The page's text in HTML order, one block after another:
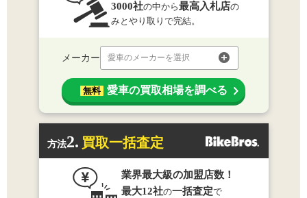
3000社の中から最高入札店の
みとやり取りで完結。
メーカー 愛車のメーカーを選択
無料 愛車の買取相場を調べる
方法2. 買取一括査定
業界最大級の加盟店数！
最大12社の一括査定で